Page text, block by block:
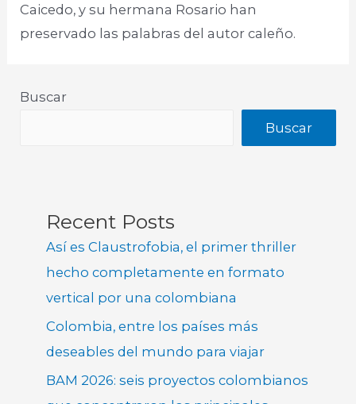
Caicedo, y su hermana Rosario han
preservado las palabras del autor caleño.
Buscar
Buscar
Recent Posts
Así es Claustrofobia, el primer thriller
hecho completamente en formato
vertical por una colombiana
Colombia, entre los países más
deseables del mundo para viajar
BAM 2026: seis proyectos colombianos